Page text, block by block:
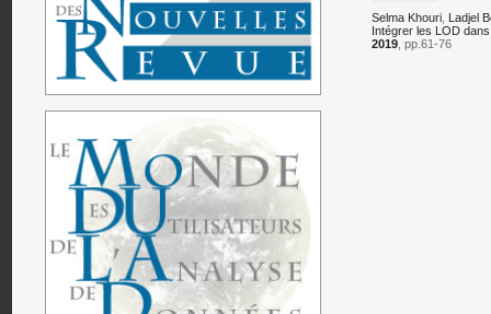
Selma Khouri, Ladjel
Intégrer les LOD
2019, pp.61-76